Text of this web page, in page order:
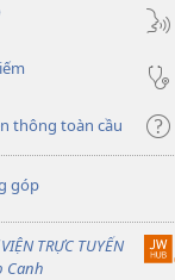
thông toàn cầu
góp
TRỰC TUYẾN
Canh
(mở